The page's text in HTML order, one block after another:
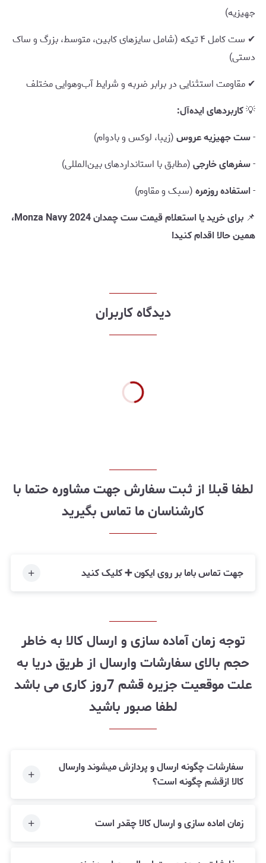
جهیزیه)
✔ ست کامل ۴ تیکه (شامل سایزهای کابین، متوسط، بزرگ و ساک
دستی)
✔ مقاومت استثنایی در برابر ضربه و شرایط آب‌وهوایی مختلف
💡کاربردهای ایده‌آل:
-ست جهیزیه عروس(زیبا، لوکس و بادوام)
-سفرهای خارجی(مطابق با استانداردهای بین‌المللی)
-استفاده روزمره(سبک و مقاوم)
📌
برای خرید یا استعلام قیمت ست چمدان Monza Navy 2024،
همین حالا اقدام کنید!
دیدگاه کاربران
لطفا قبلا از ثبت سفارش جهت مشاوره حتما با
کارشناسان ما تماس بگیرید
جهت تماس باما بر روی ایکون ➕ کلیک کنید
توجه زمان آماده سازی و ارسال کالا به خاطر
حجم بالای سفارشات وارسال از طریق دریا به
علت موقعیت جزیره قشم 7روز کاری می باشد
لطفا صبور باشید
سفارشات چگونه ارسال و پردازش میشوند وارسال
کالا ازقشم چگونه است؟
زمان اماده سازی و ارسال کالا چقدر است